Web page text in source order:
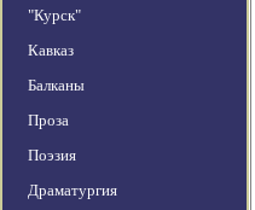
"Курск"
Кавказ
Балканы
Проза
Поэзия
Драматургия